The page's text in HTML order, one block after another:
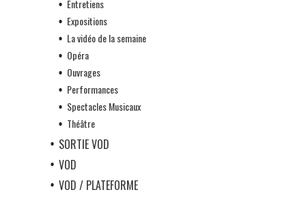
Entretiens
Expositions
La vidéo de la semaine
Opéra
Ouvrages
Performances
Spectacles Musicaux
Théâtre
SORTIE VOD
VOD
VOD / PLATEFORME